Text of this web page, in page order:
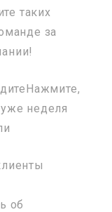
таких
за
неделя
об